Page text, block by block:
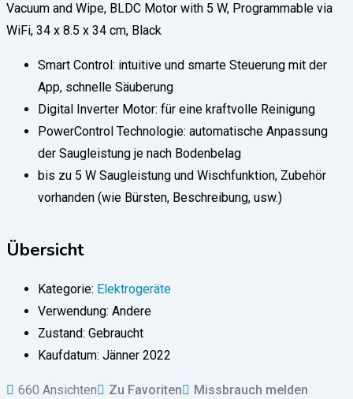
Vacuum and Wipe, BLDC Motor with 5 W, Programmable via
WiFi, 34 x 8.5 x 34 cm, Black
Smart Control: intuitive und smarte Steuerung mit der
App, schnelle Säuberung
Digital Inverter Motor: für eine kraftvolle Reinigung
PowerControl Technologie: automatische Anpassung
der Saugleistung je nach Bodenbelag
bis zu 5 W Saugleistung und Wischfunktion, Zubehör
vorhanden (wie Bürsten, Beschreibung, usw.)
Übersicht
Kategorie: Elektrogeräte
Verwendung: Andere
Zustand: Gebraucht
Kaufdatum: Jänner 2022
660 Ansichten Zu Favoriten Missbrauch melden